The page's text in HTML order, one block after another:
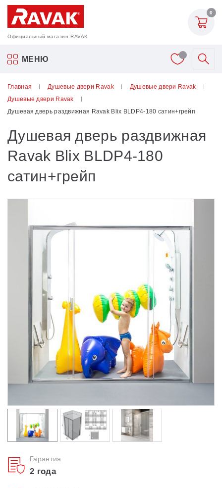
Официальный магазин RAVAK
0
МЕНЮ
Акриловые ванны Ravak
Шторки для ванн
Мебель для ванной
Аксессуары
Унитазы и биде
Душевые уголки
Сиденья OVO для душевых уголков
Полотенцесушители
Гидромассаж для ванны
Душевые каналы
Средства ухода
Главная Душевые двери Ravak
Душевые двери Ravak
Душевые двери Ravak
Душевая дверь раздвижная Ravak Blix BLDP4-180 сатин+грейп
Душевая дверь раздвижная
Ravak Blix BLDP4-180
сатин+грейп
Гарантия
2 года